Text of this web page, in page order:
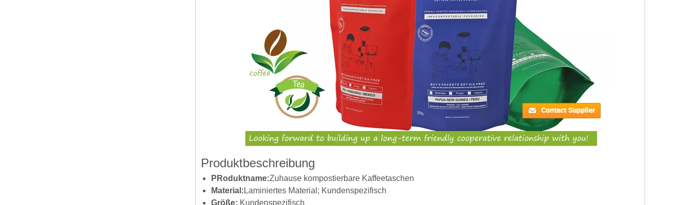
Produktbeschreibung
P Roduktname:Zuhause kompostierbare Kaffeetaschen
Material: Laminiertes Material; Kundenspezifisch
Größe: Kundenspezifisch